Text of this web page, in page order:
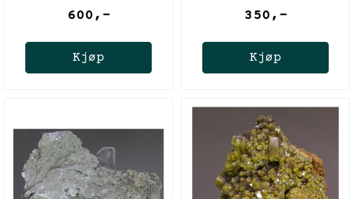
Tyskland
600,-
Kjøp
350,-
Kjøp